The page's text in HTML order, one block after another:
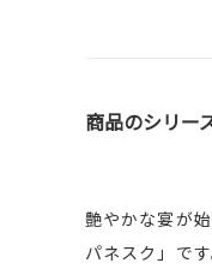
商品のシリー
艶やかな宴が
パネスク」です